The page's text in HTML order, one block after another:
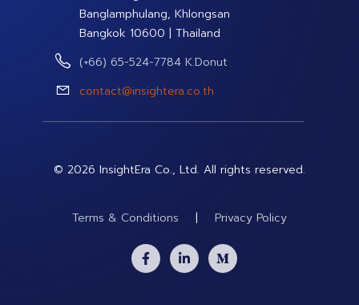
Banglamphulang, Khlongsan
Bangkok 10600 | Thailand
(+66) 65-524-7784 K.Donut
contact@insightera.co.th
© 2026 InsightEra Co., Ltd. All rights reserved.
Terms & Conditions | Privacy Policy